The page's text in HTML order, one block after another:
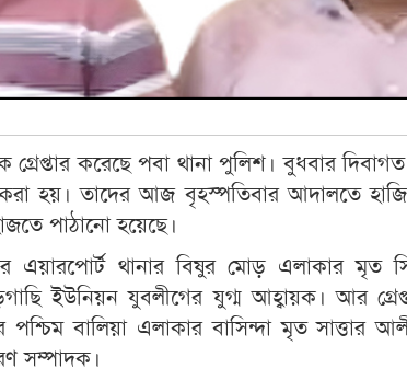
গ্রেপ্তার করেছে পবা থানা পুলিশ। বুধবার
করা হয়। তাদের আজ বৃহস্পতিবার আদালতে
পাঠানো হয়েছে।
এয়ারপোর্ট থানার বিষুর মোড় এলাকার মৃত
ইউনিয়ন যুবলীগের যুগ্ম আহ্বায়ক। আর
পশ্চিম বালিয়া এলাকার বাসিন্দা মৃত সাত্তার
সম্পাদক।